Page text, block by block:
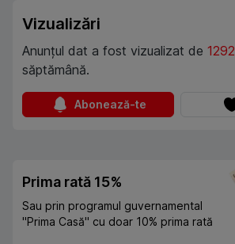
Vizualizări
Anunțul dat a fost vizualizat de 1292
săptămână.
Abonează-te
Prima rată 15%
Sau prin programul guvernamental
"Prima Casă" cu doar 10% prima rată